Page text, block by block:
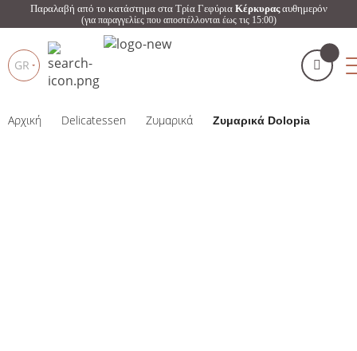
Παραλαβή από το κατάστημα στα Τρία Γεφύρια Κέρκυραςαυθημερόν
(για παραγγελίες που αποστέλλονται έως τις 15:00)
GR
Products Το καλάθι μου ()
Αρχική Delicatessen Ζυμαρικά Ζυμαρικά Dolopia